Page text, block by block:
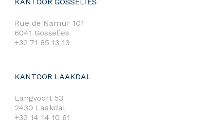
Rue de Namur 101
6041 Gosselies
+32 71 85 13 13
KANTOOR LAAKDAL
Langvoort 53
2430 Laakdal
+32 14 14 10 61